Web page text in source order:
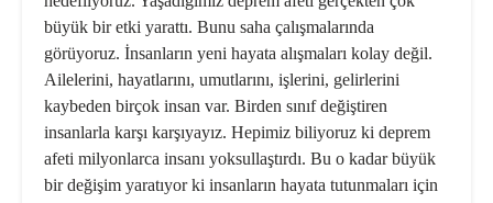
büyük bir etki yarattı. Bunu saha çalışmalarında
görüyoruz. İnsanların yeni hayata alışmaları kolay değil.
Ailelerini, hayatlarını, umutlarını, işlerini, gelirlerini
kaybeden birçok insan var. Birden sınıf değiştiren
insanlarla karşı karşıyayız. Hepimiz biliyoruz ki deprem
afeti milyonlarca insanı yoksullaştırdı. Bu o kadar büyük
bir değişim yaratıyor ki insanların hayata tutunmaları için